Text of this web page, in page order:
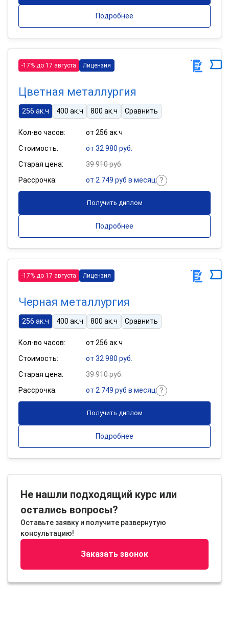
Подробнее
-17% до 17 августа Лицензия
Цветная металлургия
256 ак.ч 400 ак.ч 800 ак.ч Сравнить
Кол-во часов:
от 256 ак.ч
Стоимость:
от 32 980 руб.
Старая цена:
39 910 руб.
Рассрочка:
от 2 749 руб в месяц
Получить диплом
Подробнее
-17% до 17 августа Лицензия
Черная металлургия
256 ак.ч 400 ак.ч 800 ак.ч Сравнить
Кол-во часов:
от 256 ак.ч
Стоимость:
от 32 980 руб.
Старая цена:
39 910 руб.
Рассрочка:
от 2 749 руб в месяц
Получить диплом
Подробнее
Не нашли подходящий курс или
остались вопросы?
Оставьте заявку и получите развернутую
консультацию!
Заказать звонок